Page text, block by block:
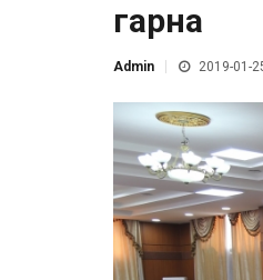
гарна
Admin 2019-01-